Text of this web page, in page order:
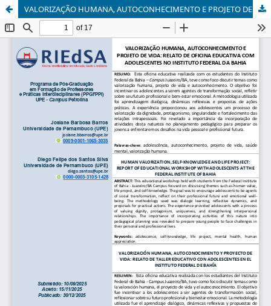
VALORIZAÇÃO HUMANA, AUTOCONHECIMENTO E PROJETO DE VIDA